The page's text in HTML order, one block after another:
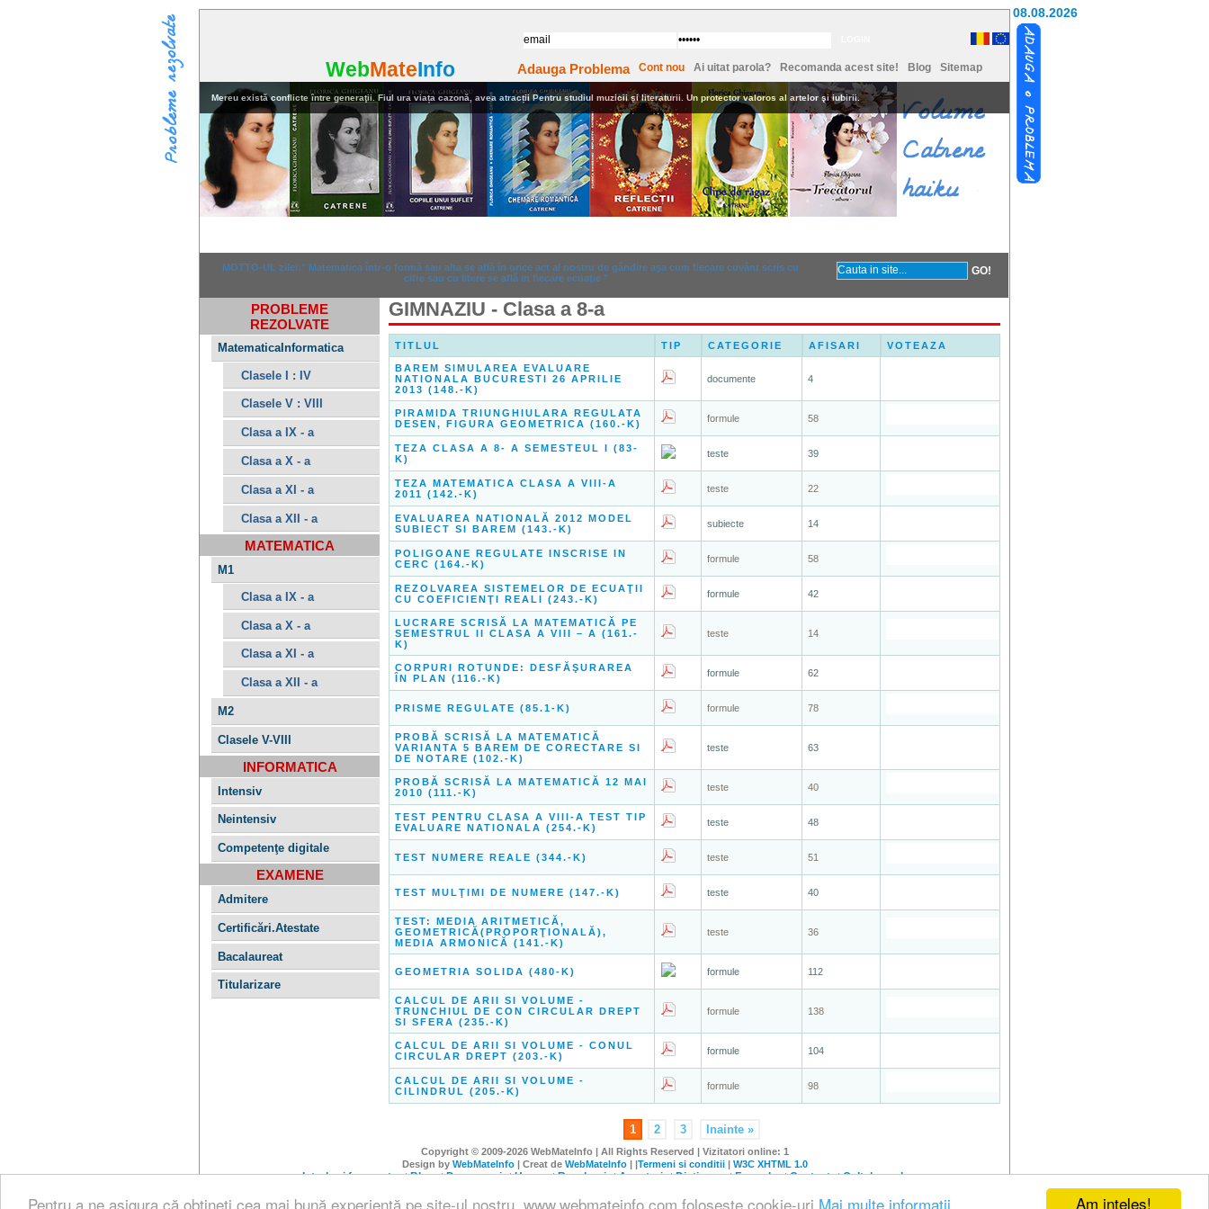
Am inteles!
Pentru a ne asigura că obțineți cea mai bună experiență pe site-ul nostru, www.webmateinfo.com foloseste cookie-uri Mai multe informatii
WebMateInfo
08.08.2026
Adauga Problema Cont nou Ai uitat parola? Recomanda acest site! Blog Sitemap
Mereu există conflicte între generaţii. Fiul ura viața cazonă, avea atracții Pentru studiul muzicii şi literaturii. Un protector valoros al artelor şi iubirii.
MOTTO-UL zilei:" Matematica într-o formă sau alta se află în orice act al nostru de gândire aşa cum fiecare cuvânt scris cu
cifre sau cu litere se află in fiecare ecuaţie "
PROBLEME
REZOLVATE
MatematicaInformatica
Clasele I : IV
Clasele V : VIII
Clasa a IX - a
Clasa a X - a
Clasa a XI - a
Clasa a XII - a
MATEMATICA
M1
Clasa a IX - a
Clasa a X - a
Clasa a XI - a
Clasa a XII - a
M2
Clasele V-VIII
INFORMATICA
Intensiv
Neintensiv
Competenţe digitale
EXAMENE
Admitere
Certificări.Atestate
Bacalaureat
Titularizare
GIMNAZIU - Clasa a 8-a
TITLUL TIP CATEGORIE AFISARI VOTEAZA
BAREM SIMULAREA EVALUARE
NATIONALA BUCURESTI 26 APRILIE
2013 (148.-K)
documente 4
PIRAMIDA TRIUNGHIULARA REGULATA
DESEN, FIGURA GEOMETRICA (160.-K)
formule 58
TEZA CLASA A 8- A SEMESTEUL I (83-
K)
teste 39
TEZA MATEMATICA CLASA A VIII-A
2011 (142.-K)
teste 22
EVALUAREA NATIONALĂ 2012 MODEL
SUBIECT SI BAREM (143.-K)
subiecte 14
POLIGOANE REGULATE INSCRISE IN
CERC (164.-K)
formule 58
REZOLVAREA SISTEMELOR DE ECUAŢII
CU COEFICIENŢI REALI (243.-K)
formule 42
LUCRARE SCRISĂ LA MATEMATICĂ PE
SEMESTRUL II CLASA A VIII – A (161.-
K)
teste 14
CORPURI ROTUNDE: DESFĂŞURAREA
ÎN PLAN (116.-K)
formule 62
PRISME REGULATE (85.1-K) formule 78
PROBĂ SCRISĂ LA MATEMATICĂ
VARIANTA 5 BAREM DE CORECTARE SI
DE NOTARE (102.-K)
teste 63
PROBĂ SCRISĂ LA MATEMATICĂ 12 MAI
2010 (111.-K)
teste 40
TEST PENTRU CLASA A VIII-A TEST TIP
EVALUARE NATIONALA (254.-K)
teste 48
TEST NUMERE REALE (344.-K) teste 51
TEST MULŢIMI DE NUMERE (147.-K) teste 40
TEST: MEDIA ARITMETICĂ,
GEOMETRICĂ(PROPORŢIONALĂ),
MEDIA ARMONICĂ (141.-K)
teste 36
GEOMETRIA SOLIDA (480-K) formule 112
CALCUL DE ARII SI VOLUME -
TRUNCHIUL DE CON CIRCULAR DREPT
SI SFERA (235.-K)
formule 138
CALCUL DE ARII SI VOLUME - CONUL
CIRCULAR DREPT (203.-K)
formule 104
CALCUL DE ARII SI VOLUME -
CILINDRUL (205.-K)
formule 98
1 2 3 Inainte »
Copyright © 2009-2026 WebMateInfo | All Rights Reserved | Vizitatori online: 1
Design by WebMateInfo| Creat de WebMateInfo| |Termeni si conditii| W3C XHTML 1.0
Intrebari frecvente |Blog |Despre noi |Home |Rezolvari |Anunturi |Dictionar |Formule |Contact |Coltul vesel